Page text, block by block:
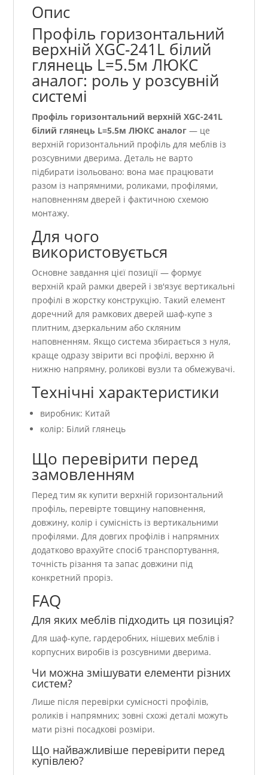
Опис
Профіль горизонтальний
верхній XGC-241L білий
глянець L=5.5м ЛЮКС
аналог: роль у розсувній
системі
Профіль горизонтальний верхній XGC-241L
білий глянець L=5.5м ЛЮКС аналог — це
верхній горизонтальний профіль для меблів із
розсувними дверима. Деталь не варто
підбирати ізольовано: вона має працювати
разом із напрямними, роликами, профілями,
наповненням дверей і фактичною схемою
монтажу.
Для чого
використовується
Основне завдання цієї позиції — формує
верхній край рамки дверей і зв'язує вертикальні
профілі в жорстку конструкцію. Такий елемент
доречний для рамкових дверей шаф-купе з
плитним, дзеркальним або скляним
наповненням. Якщо система збирається з нуля,
краще одразу звірити всі профілі, верхню й
нижню напрямну, роликові вузли та обмежувачі.
Технічні характеристики
виробник: Китай
колір: Білий глянець
Що перевірити перед
замовленням
Перед тим як купити верхній горизонтальний
профіль, перевірте товщину наповнення,
довжину, колір і сумісність із вертикальними
профілями. Для довгих профілів і напрямних
додатково врахуйте спосіб транспортування,
точність різання та запас довжини під
конкретний проріз.
FAQ
Для яких меблів підходить ця позиція?
Для шаф-купе, гардеробних, нішевих меблів і
корпусних виробів із розсувними дверима.
Чи можна змішувати елементи різних
систем?
Лише після перевірки сумісності профілів,
роликів і напрямних; зовні схожі деталі можуть
мати різні посадкові розміри.
Що найважливіше перевірити перед
купівлею?